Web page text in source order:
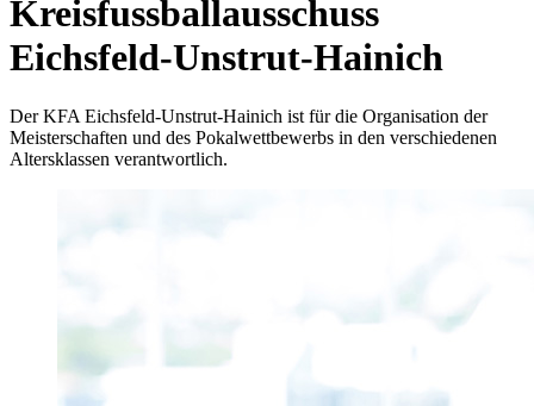
Kreisfussballausschuss
Eichsfeld-Unstrut-Hainich
Der KFA Eichsfeld-Unstrut-Hainich ist für die Organisation der
Meisterschaften und des Pokalwettbewerbs in den verschiedenen
Altersklassen verantwortlich.